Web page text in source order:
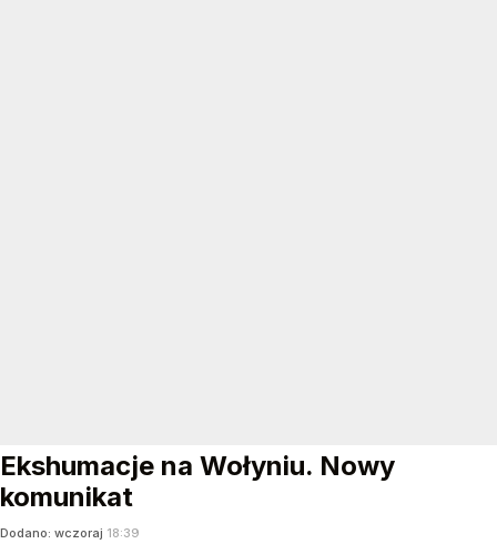
Ekshumacje na Wołyniu. Nowy
komunikat
Dodano: wczoraj 18:39